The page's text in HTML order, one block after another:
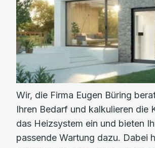
Wir, die Firma Eugen Büring
Ihren Bedarf und kalkulieren die
das Heizsystem ein und bieten
passende Wartung dazu. Dabei